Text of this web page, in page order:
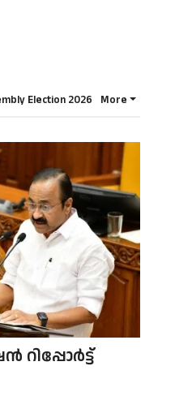
Election 2026 More